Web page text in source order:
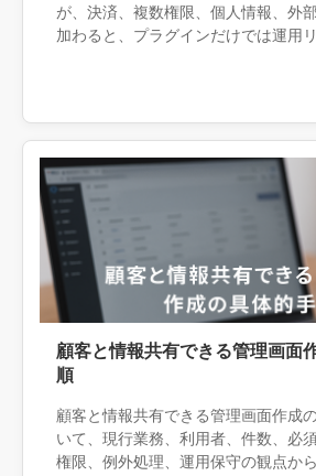
が、決済、複数権限、個人情報、外
加わると、プラグインだけでは運用
界と、本番前に決める保守・バック
顧客と情報共有できる管理画面
順
顧客と情報共有できる管理画面作成
いて、現行業務、利用者、件数、必
権限、例外処理、運用保守の観点か